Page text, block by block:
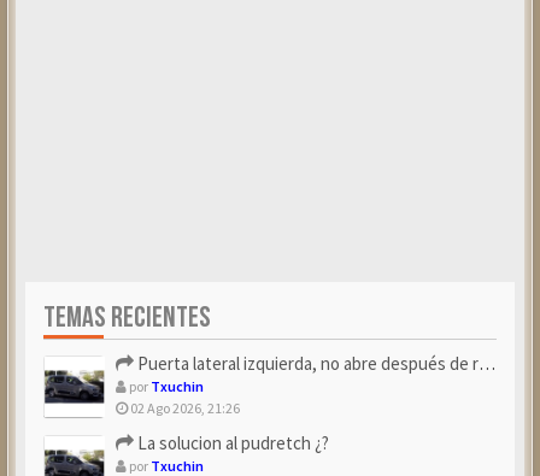
TEMAS RECIENTES
Puerta lateral izquierda, no abre después de repostar.
por Txuchin
02 Ago 2026, 21:26
La solucion al pudretch ¿?
por Txuchin